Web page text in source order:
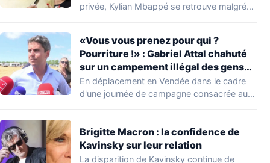
privée, Kylian Mbappé se retrouve malgré
«Vous vous prenez pour qui ?
Pourriture !» : Gabriel Attal chahuté
sur un campement illégal des gens
du voyage
En déplacement en Vendée dans le cadre
d'une journée de campagne consacrée aux
Brigitte Macron : la confidence de
Kavinsky sur leur relation
La disparition de Kavinsky continue de